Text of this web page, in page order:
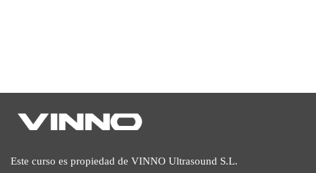
Este curso es propiedad de VINNO Ultrasound S.L.